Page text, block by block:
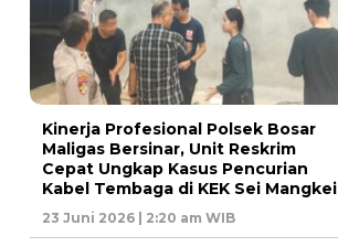
Kinerja Profesional Polsek Bosar
Maligas Bersinar, Unit Reskrim
Cepat Ungkap Kasus Pencurian
Kabel Tembaga di KEK Sei Mangkei
23 Juni 2026 | 2:20 am WIB